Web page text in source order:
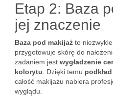
Etap 2: Baza
jej znaczenie
Baza pod makijaż to
przygotowuje skórę do
zadaniem jest wygładzenie
kolorytu . Dzięki temu
całość makijażu nabiera
wyglądu.